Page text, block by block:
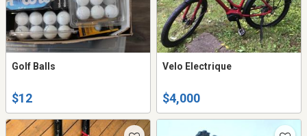
Golf Balls
$12
Velo Electrique
$4,000